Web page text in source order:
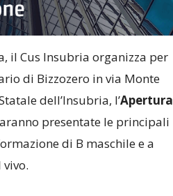
il Cus Insubria organizza per
di Bizzozero in via Monte
dell’Insubria, l’Apertura
presentate le principali
di B maschile e a